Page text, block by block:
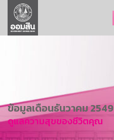
ลูกค้าธุรกิจ
ลูกค้าผู้ประกอบรายย่อย
การพัฒนาที่ยั่งยืน
ข่าวสาร
ข้อมูลเดือนธันวาคม 2549
ดูแลความสุขของชีวิตคุณ